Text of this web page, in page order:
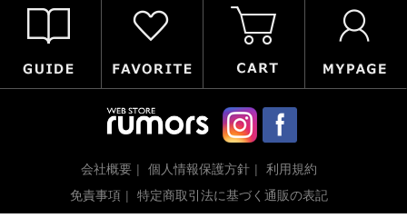
会社概要 個人情報保護方針
利用規約
免責事項
特定商取引法に基づく通販の表記